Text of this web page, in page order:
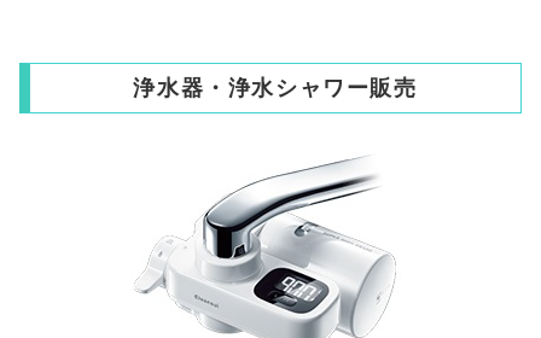
浄水器・浄水シャワー販売